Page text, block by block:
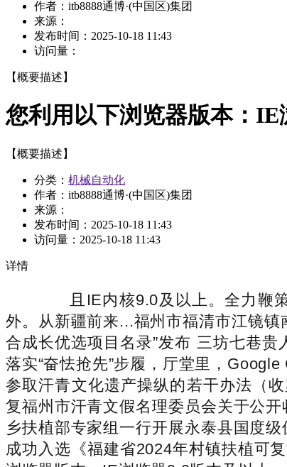
作者：itb8888通博·(中国区)集团
来源：
发布时间： 2025-10-18 11:43
访问量：
【概要描述】
您利用以下浏览器版本：IE
【概要描述】
分类： 机械自动化
作者：itb8888通博·(中国区)集团
来源：
发布时间： 2025-10-18 11:43
访问量： 2025-10-18 11:43
详情
且IE内核9.0及以上。全力鞭策
外。从新疆前来...福州市福清市江镜
合成长优选项目名录”发布 三坊七巷
落实“奋怯抢先”步履，厅堂里，
参取汗青文化遗产操纵的若干办法（
复福州市汗青文假名理委员会关于公
乡扶植部专家组一行开展永泰县国度
成功入选《福建省2024年村镇扶植可复